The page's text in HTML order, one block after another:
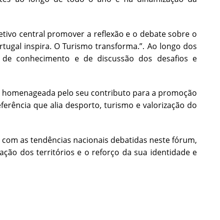
central promover a reflexão e o debate sobre o
inspira. O Turismo transforma.”. Ao longo dos
conhecimento e de discussão dos desafios e
pelo seu contributo para a promoção
que alia desporto, turismo e valorização do
as tendências nacionais debatidas neste fórum,
dos territórios e o reforço da sua identidade e